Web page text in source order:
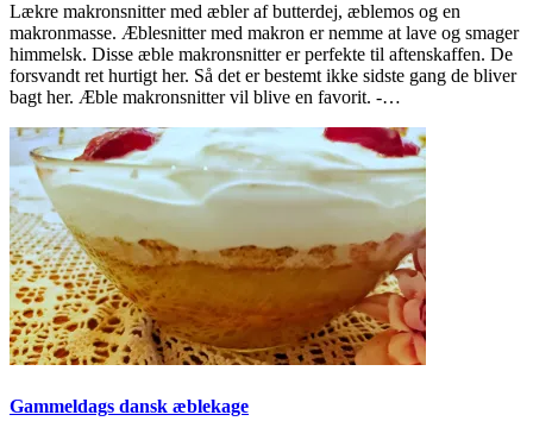
Lækre makronsnitter med æbler af butterdej, æblemos og en
makronmasse. Æblesnitter med makron er nemme at lave og smager
himmelsk. Disse æble makronsnitter er perfekte til aftenskaffen. De
forsvandt ret hurtigt her. Så det er bestemt ikke sidste gang de bliver
bagt her. Æble makronsnitter vil blive en favorit. -…
Gammeldags dansk æblekage